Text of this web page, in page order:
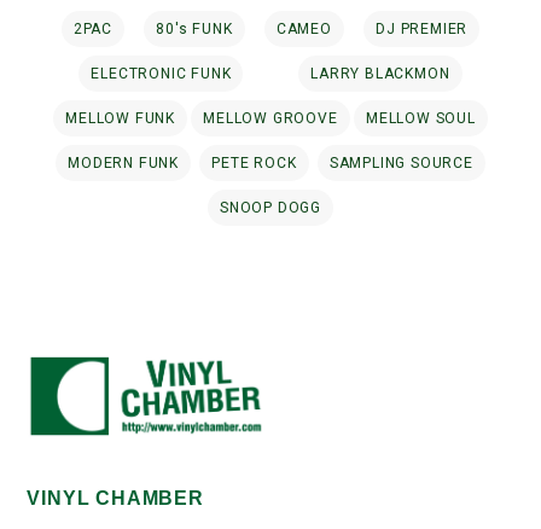
2PAC 80's FUNK CAMEO DJ PREMIER
ELECTRONIC FUNK LARRY BLACKMON
MELLOW FUNK MELLOW GROOVE MELLOW SOUL
MODERN FUNK PETE ROCK SAMPLING SOURCE
SNOOP DOGG
VINYL CHAMBER